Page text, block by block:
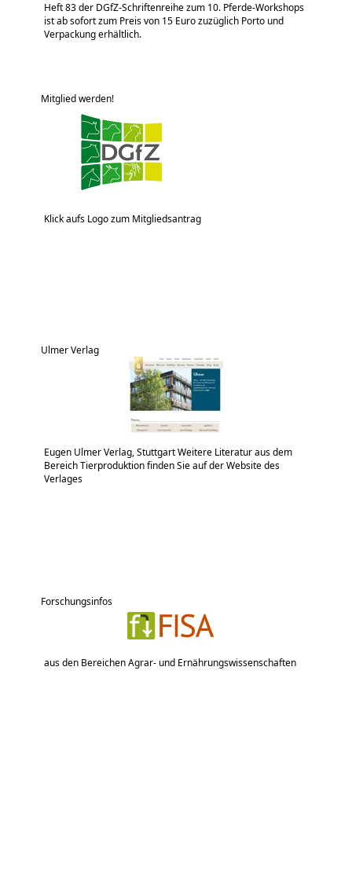
Heft 83 der DGfZ-Schriftenreihe zum 10. Pferde-Workshops
ist ab sofort zum Preis von 15 Euro zuzüglich Porto und
Verpackung erhältlich.
Mitglied werden!
Klick aufs Logo zum Mitgliedsantrag
Ulmer Verlag
Eugen Ulmer Verlag, Stuttgart Weitere Literatur aus dem
Bereich Tierproduktion finden Sie auf der Website des
Verlages
Forschungsinfos
aus den Bereichen Agrar- und Ernährungswissenschaften